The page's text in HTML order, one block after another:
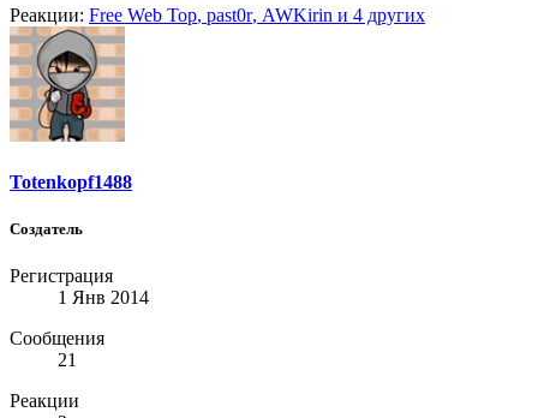
Реакции: Free Web Top, past0r, AWKirin и 4 других
Totenkopf1488
Создатель
Регистрация
1 Янв 2014
Сообщения
21
Реакции